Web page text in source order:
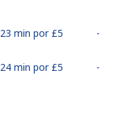
23 min por ⁦£5⁩ -
24 min por ⁦£5⁩ -